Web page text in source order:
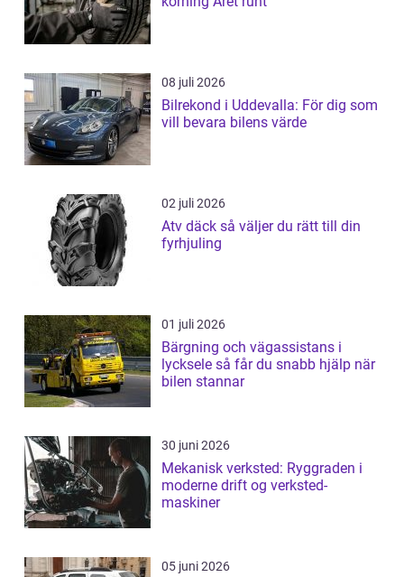
08 juli 2026
Bilrekond i Uddevalla: För dig som
vill bevara bilens värde
02 juli 2026
Atv däck så väljer du rätt till din
fyrhjuling
01 juli 2026
Bärgning och vägassistans i
lycksele så får du snabb hjälp när
bilen stannar
30 juni 2026
Mekanisk verksted: Ryggraden i
moderne drift og verksted-
maskiner
05 juni 2026